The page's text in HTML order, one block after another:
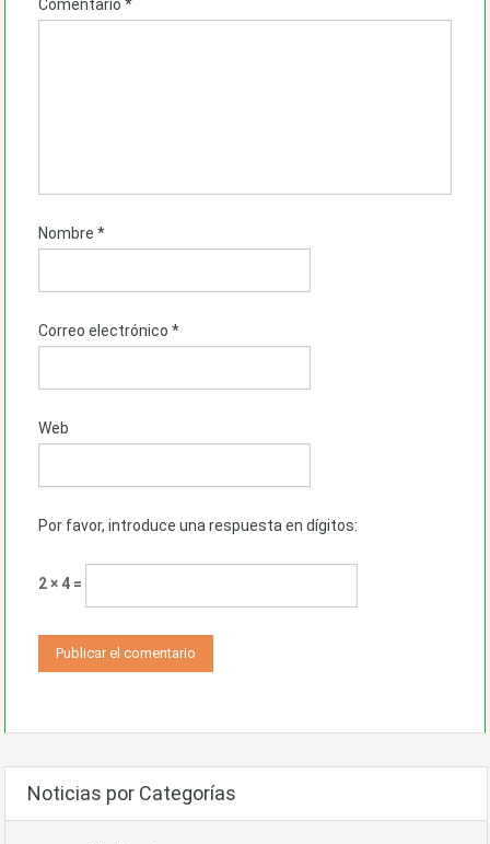
Comentario *
Nombre *
Correo electrónico *
Web
Por favor, introduce una respuesta en dígitos:
2 × 4 =
Noticias por Categorías